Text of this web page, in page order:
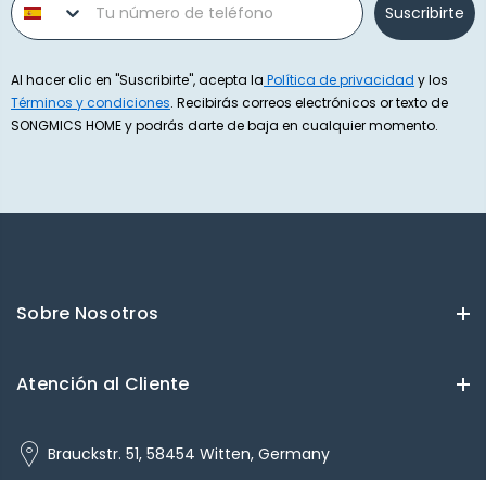
Suscribirte
Al hacer clic en "Suscribirte", acepta la Política de privacidad y los
Términos y condiciones. Recibirás correos electrónicos or texto de
SONGMICS HOME y podrás darte de baja en cualquier momento.
Sobre Nosotros
Atención al Cliente
Brauckstr. 51, 58454 Witten, Germany